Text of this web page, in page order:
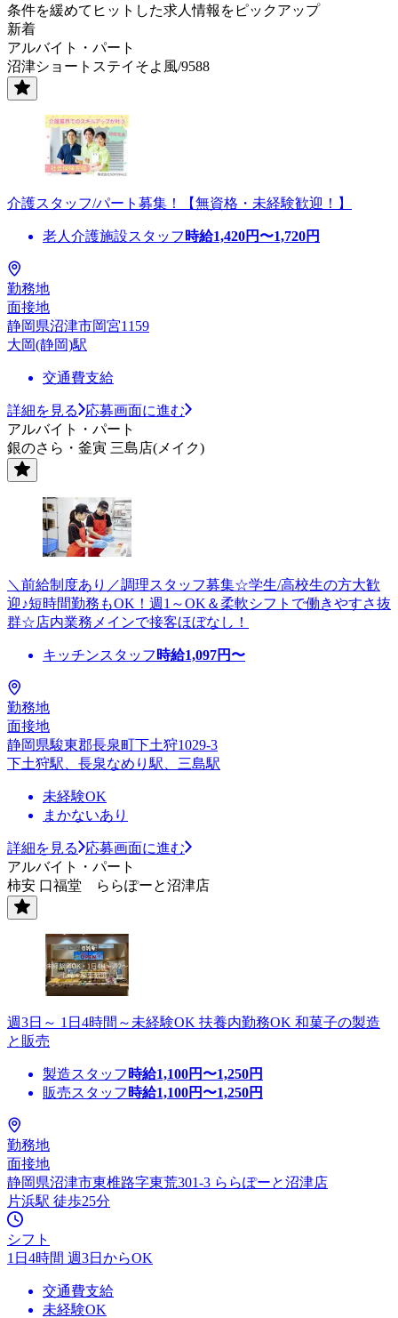
条件を緩めてヒットした求人情報をピックアップ
新着
アルバイト・パート
沼津ショートステイそよ風/9588
介護スタッフ/パート募集！【無資格・未経験歓迎！】
老人介護施設スタッフ 時給1,420円〜1,720円
勤務地
面接地
静岡県沼津市岡宮1159
大岡(静岡)駅
交通費支給
詳細を見る
応募画面に進む
アルバイト・パート
銀のさら・釜寅 三島店(メイク)
＼前給制度あり／調理スタッフ募集☆学生/高校生の方大歓
迎♪短時間勤務もOK！週1～OK＆柔軟シフトで働きやすさ抜
群☆店内業務メインで接客ほぼなし！
キッチンスタッフ 時給1,097円〜
勤務地
面接地
静岡県駿東郡長泉町下土狩1029-3
下土狩駅、長泉なめり駅、三島駅
未経験OK
まかないあり
詳細を見る
応募画面に進む
アルバイト・パート
柿安 口福堂 ららぽーと沼津店
週3日～ 1日4時間～未経験OK 扶養内勤務OK 和菓子の製造
と販売
製造スタッフ 時給1,100円〜1,250円
販売スタッフ 時給1,100円〜1,250円
勤務地
面接地
静岡県沼津市東椎路字東荒301-3 ららぽーと沼津店
片浜駅 徒歩25分
シフト
1日4時間 週3日からOK
交通費支給
未経験OK